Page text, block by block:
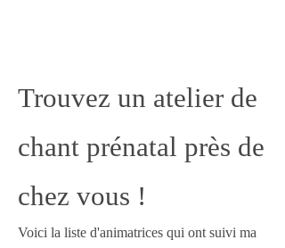
Trouvez un atelier de
chant prénatal près de
chez vous !
Voici la liste d'animatrices qui ont suivi ma